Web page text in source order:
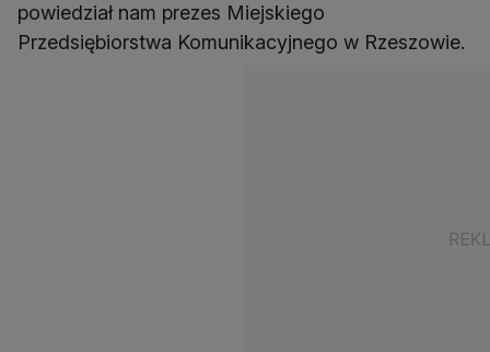
powiedział nam prezes Miejskiego
Przedsiębiorstwa Komunikacyjnego w Rzeszowie.